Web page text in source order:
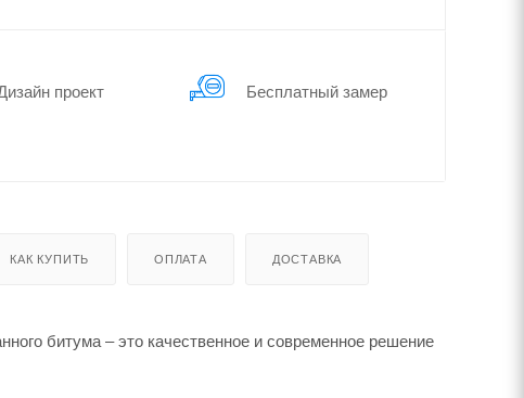
проект Бес­плат­ный замер
КАК КУПИТЬ ОПЛАТА ДОСТАВКА
битума – это качественное и современное решение